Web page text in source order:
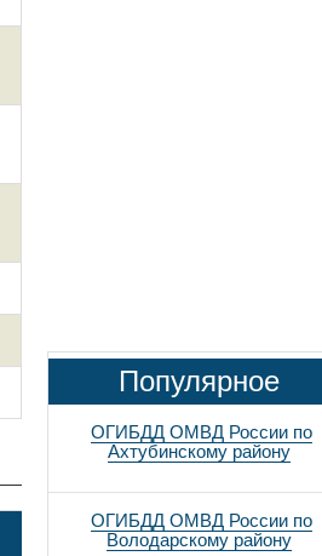
Популярное
ОГИБДД ОМВД России по
Ахтубинскому району
ОГИБДД ОМВД России по
Володарскому району